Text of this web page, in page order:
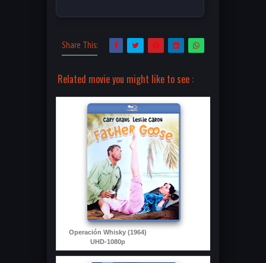
Share This:
Related movie you might like to see :
Operación Whisky (1964)
UHD-1080p